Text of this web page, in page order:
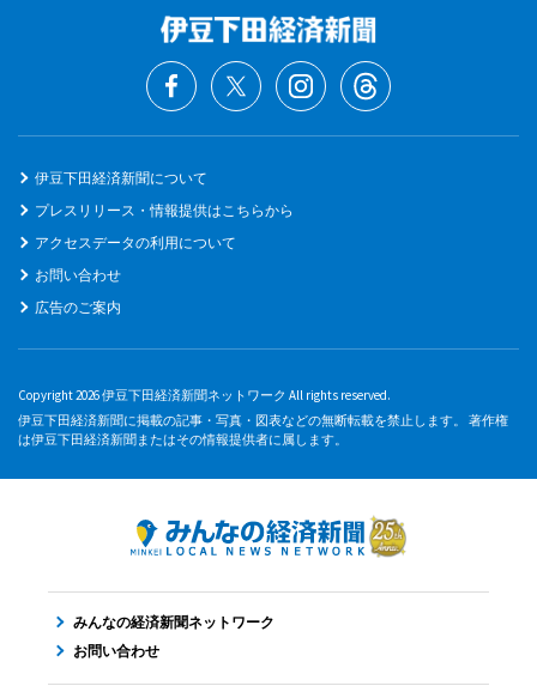
伊豆下田経済新聞について
プレスリリース・情報提供はこちらから
アクセスデータの利用について
お問い合わせ
広告のご案内
Copyright 2026 伊豆下田経済新聞ネットワーク All rights reserved.
伊豆下田経済新聞に掲載の記事・写真・図表などの無断転載を禁止します。 著作権
は伊豆下田経済新聞またはその情報提供者に属します。
みんなの経済新聞ネットワーク
お問い合わせ